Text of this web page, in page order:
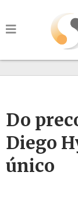
Do
Diego
único